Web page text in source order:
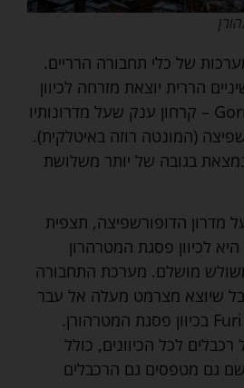
של כלי תחבורה הרריים.
הררית יוצאת מזרחה לכיוון
הגורגנגראט Gornergrat – קרחון ענק שעל מדרונותיו
(המונטה רוזה באיטלקית).
בגובה של יותר משלושת
מדרון הדופורשפיצה, תצפית
לכיוון פסגת המטרהרון
מושלם. מערכת התחבורה
שיוצא מצרמט מעלה אל עבר
פורי צרמט Furi Zermatt בכיוון פסגת המטרהורן.
לכל הכיוונים, כולל
גם מטפסים גם הרכבלים